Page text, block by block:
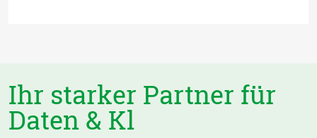
Ihr starker Partner für
Daten & Kl